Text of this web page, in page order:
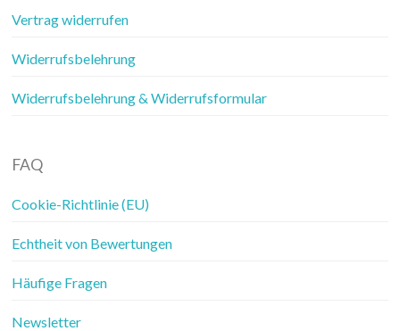
Vertrag widerrufen
Widerrufsbelehrung
Widerrufsbelehrung & Widerrufsformular
FAQ
Cookie-Richtlinie (EU)
Echtheit von Bewertungen
Häufige Fragen
Newsletter